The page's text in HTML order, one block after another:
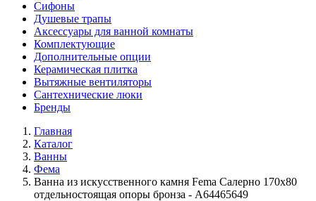
Сифоны
Душевые трапы
Аксессуары для ванной комнаты
Комплектующие
Дополнительные опции
Керамическая плитка
Вытяжные вентиляторы
Сантехнические люки
Бренды
Главная
Каталог
Ванны
Фема
Ванна из искусственного камня Fema Салерно 170x80
отдельностоящая опоры бронза - A64465649